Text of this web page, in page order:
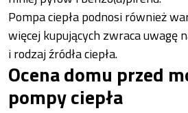
Pompa ciepła podnosi również
więcej kupujących zwraca uwagę
i rodzaj źródła ciepła.
Ocena domu przed
pompy ciepła